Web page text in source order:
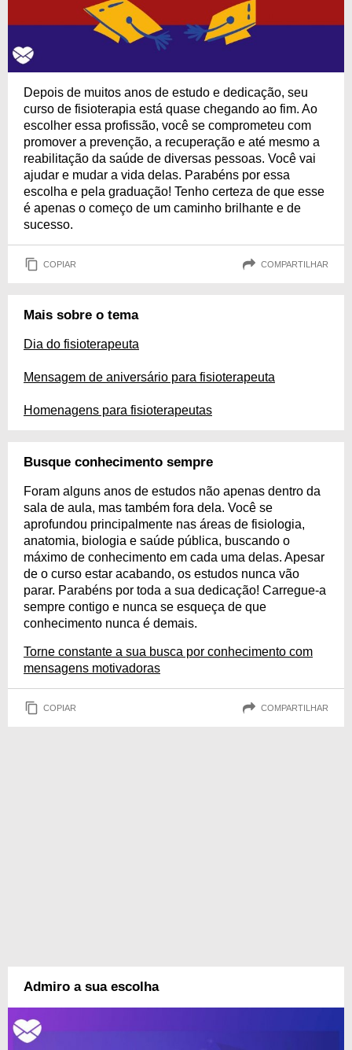
Depois de muitos anos de estudo e dedicação, seu
curso de fisioterapia está quase chegando ao fim. Ao
escolher essa profissão, você se comprometeu com
promover a prevenção, a recuperação e até mesmo a
reabilitação da saúde de diversas pessoas. Você vai
ajudar e mudar a vida delas. Parabéns por essa
escolha e pela graduação! Tenho certeza de que esse
é apenas o começo de um caminho brilhante e de
sucesso.
COPIAR COMPARTILHAR
Mais sobre o tema
Dia do fisioterapeuta
Mensagem de aniversário para fisioterapeuta
Homenagens para fisioterapeutas
Busque conhecimento sempre
Foram alguns anos de estudos não apenas dentro da
sala de aula, mas também fora dela. Você se
aprofundou principalmente nas áreas de fisiologia,
anatomia, biologia e saúde pública, buscando o
máximo de conhecimento em cada uma delas. Apesar
de o curso estar acabando, os estudos nunca vão
parar. Parabéns por toda a sua dedicação! Carregue-a
sempre contigo e nunca se esqueça de que
conhecimento nunca é demais.
Torne constante a sua busca por conhecimento com
mensagens motivadoras
COPIAR COMPARTILHAR
Admiro a sua escolha